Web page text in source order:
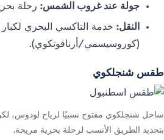
جولة عند غروب الشمس:رحلة
النقل:خدمة التاكسي البحري لكبار
(كوروسيسمي/أرنافوتكوي).
طقس شنجلكوي
ساحل شنجلكوي مفتوح نسبيًا لرياح لودوس، لكن
بتحديد الطريق الأنسب لرحلة بحرية مريحة.